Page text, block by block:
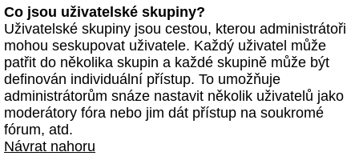
Co jsou uživatelské skupiny?
Uživatelské skupiny jsou cestou, kterou administrátoři
mohou seskupovat uživatele. Každý uživatel může
patřit do několika skupin a každé skupině může být
definován individuální přístup. To umožňuje
administrátorům snáze nastavit několik uživatelů jako
moderátory fóra nebo jim dát přístup na soukromé
fórum, atd.
Návrat nahoru